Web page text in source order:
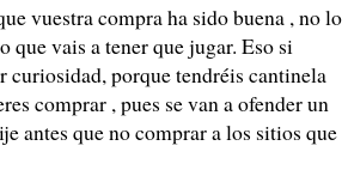
vuestra compra ha sido buena , no lo
que vais a tener que jugar. Eso si
porque tendréis cantinela
comprar , pues se van a ofender un
antes que no comprar a los sitios que